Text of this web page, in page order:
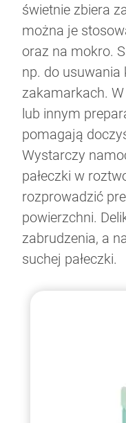
świetnie zbiera
można je
oraz na mokro.
np. do
zakamarkach. W
lub innym
pomagają
Wystarczy
pałeczki w
rozprowadzić
powierzchni.
zabrudzenia, a
suchej pałeczki.